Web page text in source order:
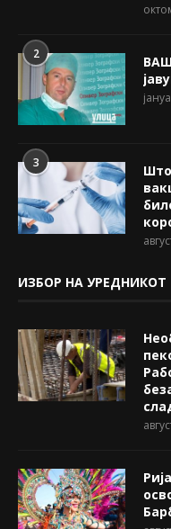
2
3
ИЗБОР НА УРЕДНИКОТ